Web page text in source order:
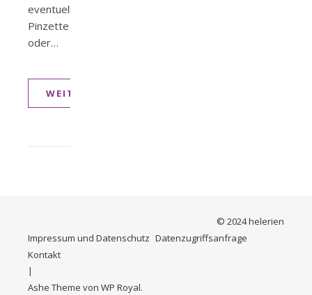
eventuell
Pinzette
oder…
WEITERLESEN
© 2024 helerien
Impressum und Datenschutz Datenzugriffsanfrage
Kontakt
Ashe Theme von WP Royal.